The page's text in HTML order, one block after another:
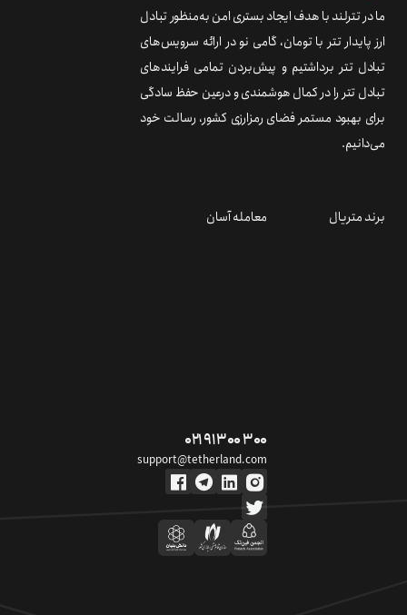
ما در تترلند با هدف ایجاد بستری امن به‌منظور تبادل
ارز پایدار تتر با تومان، گامی نو در ارائه سرویس‌های
تبادل تتر برداشتیم و پیش‌بردن تمامی فرایندهای
تبادل تتر را در کمال هوشمندی و درعین حفظ سادگی
برای بهبود مستمر فضای رمزارزی کشور، رسالت خود
می‌دانیم.
برند متریال معامله آسان
۰۲۱ ۹۱ ۳۰۰ ۳۰۰
support@tetherland.com